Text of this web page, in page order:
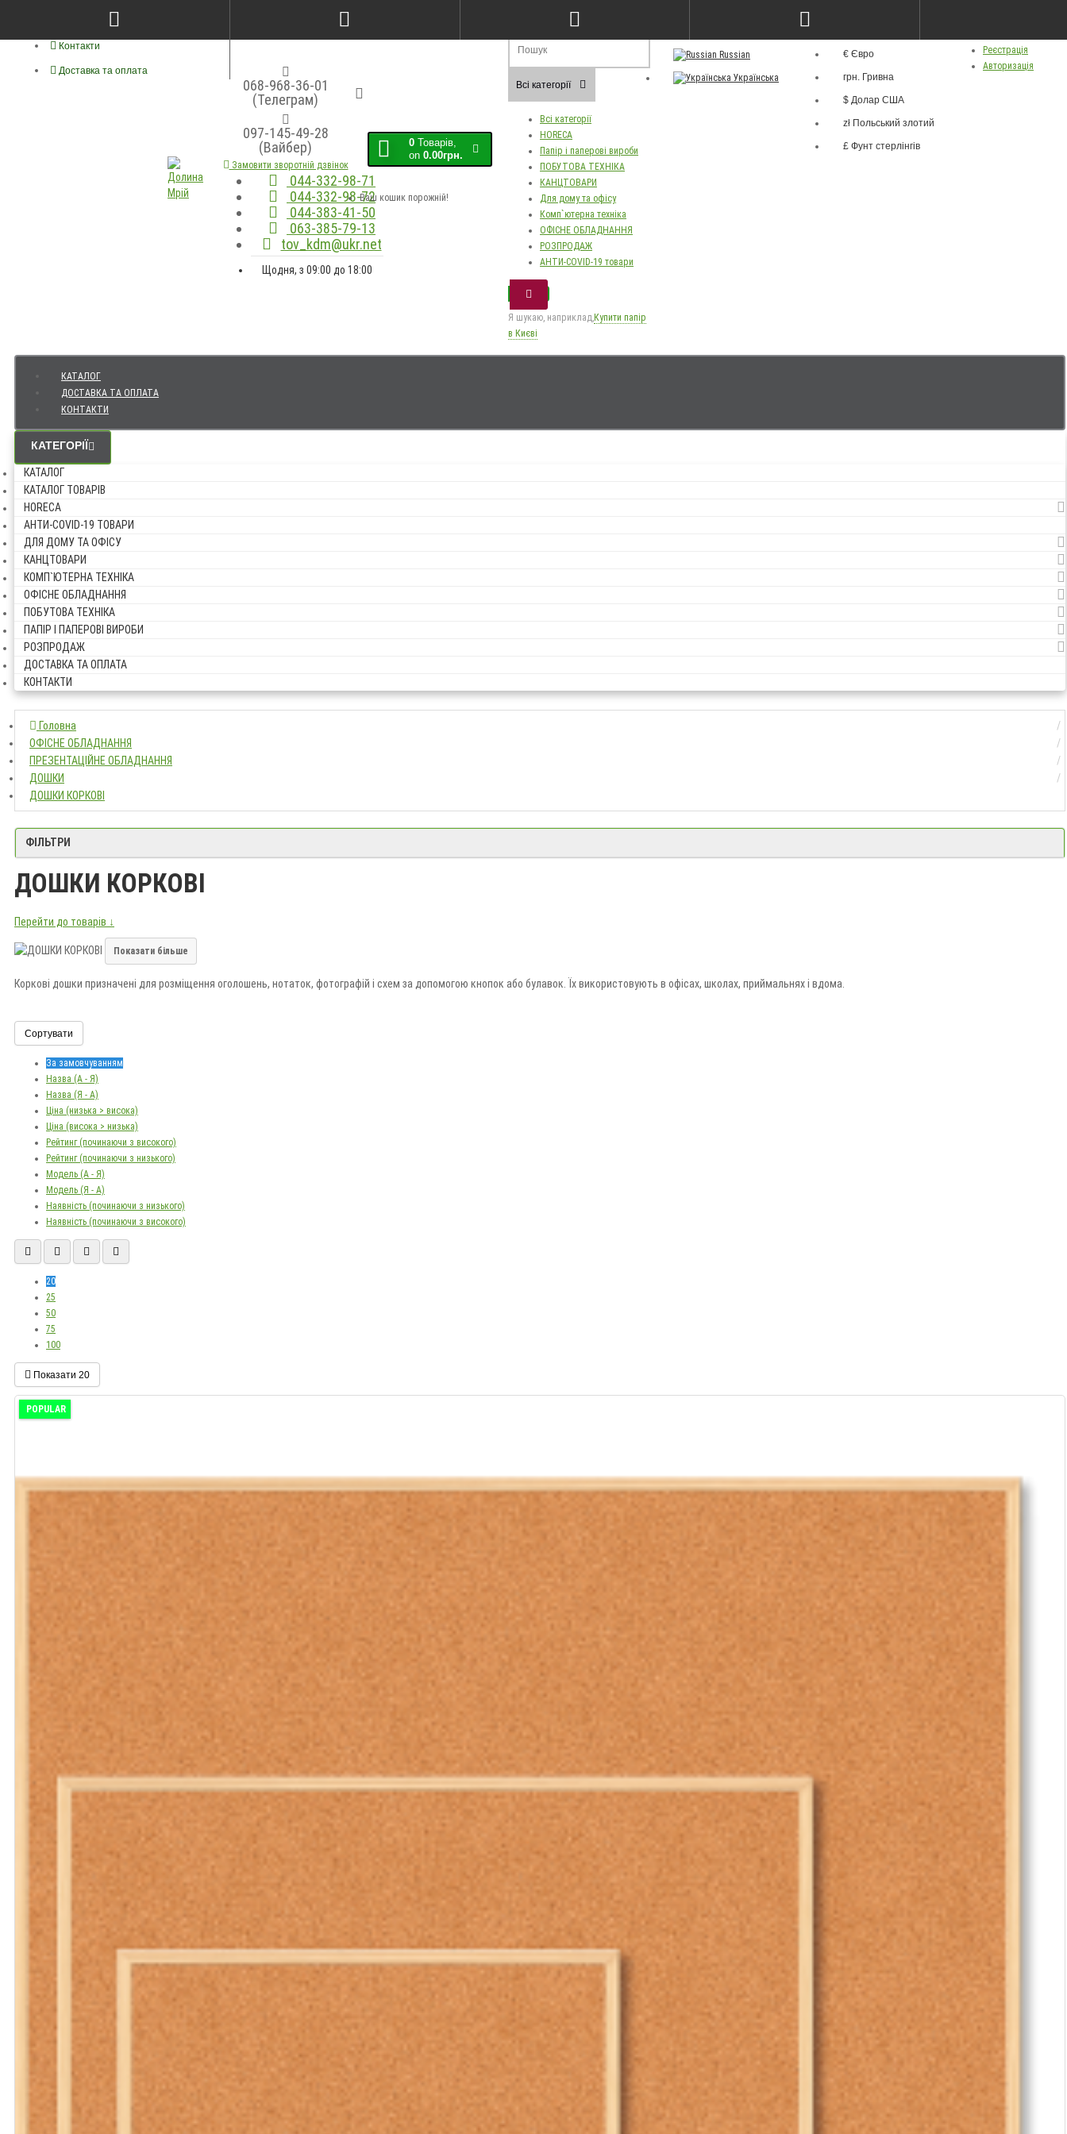
Контакти
Доставка та оплата
Реєстрація
Авторизація
€ Євро
грн. Гривна
$ Долар США
zł Польський злотий
£ Фунт стерлінгів
Russian
Українська
Закладки (0)
068-968-36-01
(Телеграм)
097-145-49-28
(Вайбер)
Замовити зворотній дзвінок
044-332-98-71
044-332-98-72
044-383-41-50
063-385-79-13
tov_kdm@ukr.net
Щодня, з 09:00 до 18:00
0 Товарів,
on 0.00грн.
Ваш кошик порожній!
Всі категорії
Всі категорії
HORECA
Папір і паперові вироби
ПОБУТОВА ТЕХНІКА
КАНЦТОВАРИ
Для дому та офісу
Комп`ютерна техніка
ОФІСНЕ ОБЛАДНАННЯ
РОЗПРОДАЖ
АНТИ-COVID-19 товари
Я шукаю, наприклад,Купити папір
в Києві
КАТАЛОГ
ДОСТАВКА ТА ОПЛАТА
КОНТАКТИ
КАТЕГОРІЇ
КАТАЛОГ
КАТАЛОГ ТОВАРІВ
HORECA
АНТИ-COVID-19 ТОВАРИ
ДЛЯ ДОМУ ТА ОФІСУ
КАНЦТОВАРИ
КОМП`ЮТЕРНА ТЕХНІКА
ОФІСНЕ ОБЛАДНАННЯ
ПОБУТОВА ТЕХНІКА
ПАПІР І ПАПЕРОВІ ВИРОБИ
РОЗПРОДАЖ
ДОСТАВКА ТА ОПЛАТА
КОНТАКТИ
Головна
ОФІСНЕ ОБЛАДНАННЯ
ПРЕЗЕНТАЦІЙНЕ ОБЛАДНАННЯ
ДОШКИ
ДОШКИ КОРКОВІ
ФІЛЬТРИ
ДОШКИ КОРКОВІ
Перейти до товарів ↓
Показати більше
Коркові дошки призначені для розміщення оголошень, нотаток, фотографій і схем за допомогою кнопок або булавок. Їх використовують в офісах, школах, приймальнях і вдома.
Обирайте розмір, товщину основи, тип рами та спосіб кріплення. Купити коркову дошку можна в «Долина Мрій» з доставкою по Україні.
Сортувати
За замовчуванням
Назва (А - Я)
Назва (Я - А)
Ціна (низька > висока)
Ціна (висока > низька)
Рейтинг (починаючи з високого)
Рейтинг (починаючи з низького)
Модель (А - Я)
Модель (Я - А)
Наявність (починаючи з низького)
Наявність (починаючи з високого)
20
25
50
75
100
Показати 20
POPULAR